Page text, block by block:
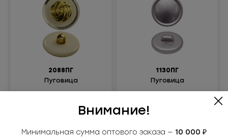
2088ПГ
Пуговица
металлизированная
1130ПГ
Пуговица
металлизированная
Внимание!
Минимальная сумма оптового заказа — 10 000 ₽